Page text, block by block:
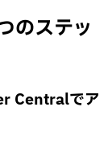
のステッ
Centralでア